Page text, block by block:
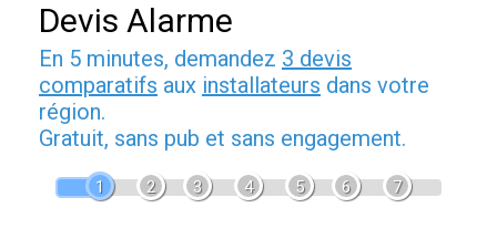
Devis Alarme
En 5 minutes, demandez 3 devis
comparatifs aux installateurs dans votre
région.
Gratuit, sans pub et sans engagement.
1 2 3 4 5 6 7